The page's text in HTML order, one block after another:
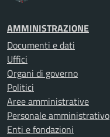
AMMINISTRAZIONE
Documenti e dati
Uffici
Organi di governo
Politici
Aree amministrative
Personale amministrativo
Enti e fondazioni